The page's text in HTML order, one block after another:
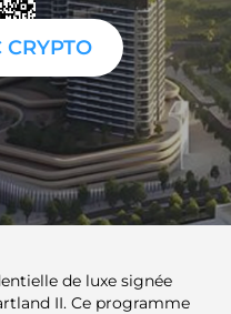
CRYPTO
de luxe signée
II. Ce programme